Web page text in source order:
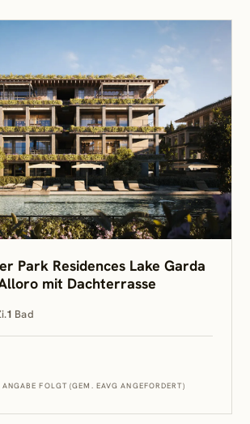
Park Residences Lake Garda
mit Dachterrasse
1 Bad
ANGABE FOLGT (GEM. EAVG ANGEFORDERT)